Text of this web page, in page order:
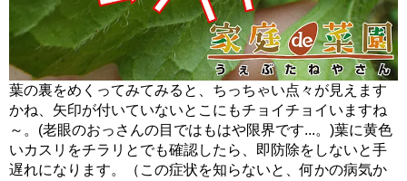
葉の裏をめくってみてみると、ちっちゃい点々が見えます
かね、矢印が付いていないとこにもチョイチョイいますね
～。(老眼のおっさんの目ではもはや限界です...。)葉に黄色
いカスリをチラリとでも確認したら、即防除をしないと手
遅れになります。（この症状を知らないと、何かの病気か